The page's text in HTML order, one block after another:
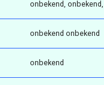
onbekend,
onbekend onbekend
onbekend